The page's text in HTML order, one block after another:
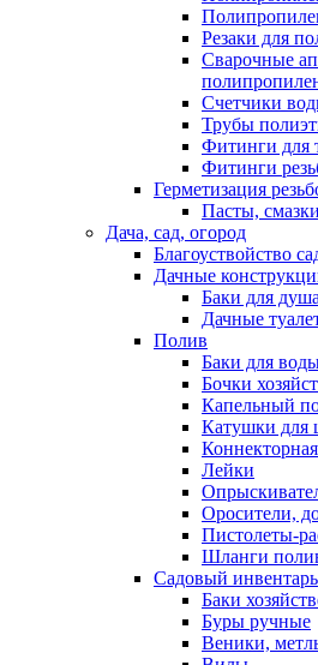
Резаки для
Сварочные
Счетчики
Трубы
Фитинги
Фитинги
Герметизация
Пасты, смазки
Дача, сад, огород
Благоуствойство
Дачные
Баки для
Дачные
Полив
Баки для
Бочки
Капельный
Катушки для
Лейки
Оросители,
Пистолеты-
Шланги
Садовый инвентарь
Баки
Буры ручные
Веники,